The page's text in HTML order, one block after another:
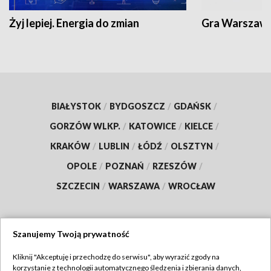
Żyj lepiej. Energia do zmian Gra
BIAŁYSTOK / BYDGOSZCZ / GDAŃSK /
GORZÓW WLKP. / KATOWICE / KIELCE /
KRAKÓW / LUBLIN / ŁÓDŹ / OLSZTYN /
OPOLE / POZNAŃ / RZESZÓW /
SZCZECIN / WARSZAWA / WROCŁAW
Szanujemy Twoją prywatność
Kliknij "Akceptuję i przechodzę do serwisu", aby wyrazić zgody na
korzystanie z technologii automatycznego śledzenia i zbierania danych,